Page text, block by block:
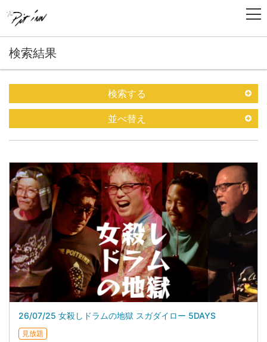
検索結果
検索する
並べ替え
26/07/25 女殺しドラムの地獄 スガダイロー 5DAYS
見放題